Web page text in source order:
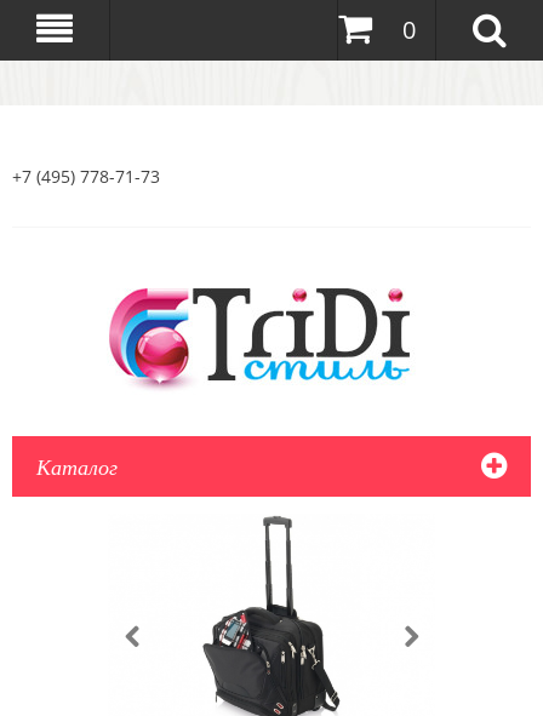
0
+7 (495) 778-71-73
Каталог